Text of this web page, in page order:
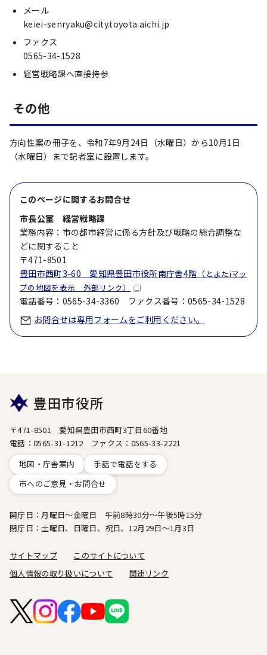
メール
keiei-senryaku@city.toyota.aichi.jp
ファクス
0565-34-1528
経営戦略課へ直接持参
その他
方向性案の冊子を、令和7年9月24日（水曜日）から10月1日
（水曜日）まで記者室に設置します。
このページに関するお問合せ
市長公室 経営戦略課
業務内容：市の都市経営に係る方針及び戦略の総合調整な
どに関すること
〒471-8501
豊田市西町3-60 愛知県豊田市役所南庁舎4階（ とよたiマッ
プの地図を表示 外部リンク）
電話番号：0565-34-3360 ファクス番号：0565-34-1528
お問合せは専用フォームをご利用ください。
豊田市役所
〒471-8501 愛知県豊田市西町3丁目60番地
電話：0565-31-1212 ファクス：0565-33-2221
地図・庁舎案内
手話で電話をする
市へのご意見・お問合せ
開庁日：月曜日～金曜日 午前8時30分～午後5時15分
閉庁日：土曜日、日曜日、祝日、12月29日～1月3日
サイトマップ
このサイトについて
個人情報の取り扱いについて
関連リンク